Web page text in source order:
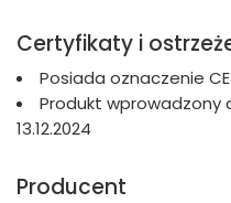
Certyfikaty i
Posiada oznaczenie
Produkt wprowadzony
13.12.2024
Producent